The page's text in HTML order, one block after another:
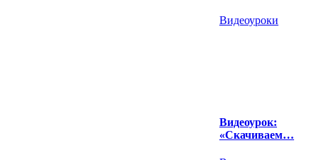
Видеоуроки
Видеоурок:
«Скачиваем…